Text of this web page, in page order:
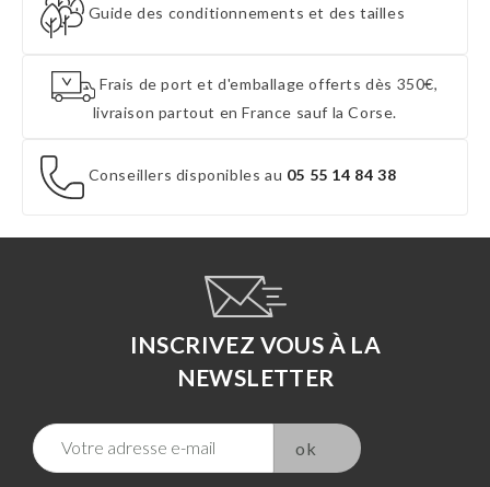
Guide des conditionnements et des tailles
Frais de port et d'emballage offerts dès 350€,
livraison partout en France sauf la Corse.
Conseillers disponibles au 05 55 14 84 38
INSCRIVEZ VOUS À LA
NEWSLETTER